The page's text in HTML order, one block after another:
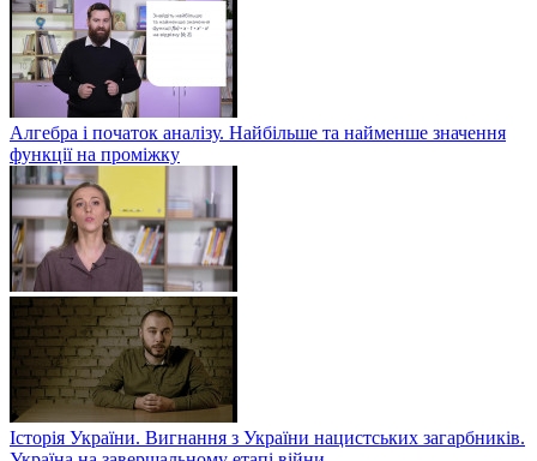
Алгебра і початок аналізу. Найбільше та найменше значення
функції на проміжку
Історія України. Вигнання з України нацистських загарбників.